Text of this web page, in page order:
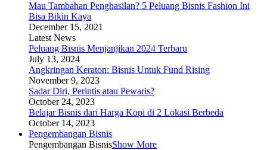
Mau Tambahan Penghasilan? 5 Peluang Bisnis Fashion Ini
Bisa Bikin Kaya
December 15, 2021
Latest News
Peluang Bisnis Menjanjikan 2024 Terbaru
July 13, 2024
Angkringan Keraton: Bisnis Untuk Fund Rising
November 9, 2023
Sadar Diri, Perintis atau Pewaris?
October 24, 2023
Belajar Bisnis dari Harga Kopi di 2 Lokasi Berbeda
October 14, 2023
Pengembangan Bisnis
Pengembangan BisnisShow More